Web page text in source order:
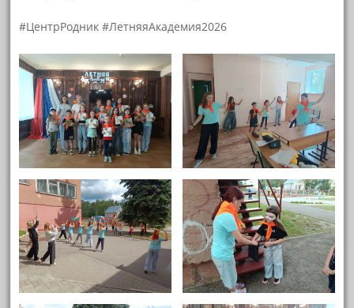
#ЦентрРодник #ЛетняяАкадемия2026